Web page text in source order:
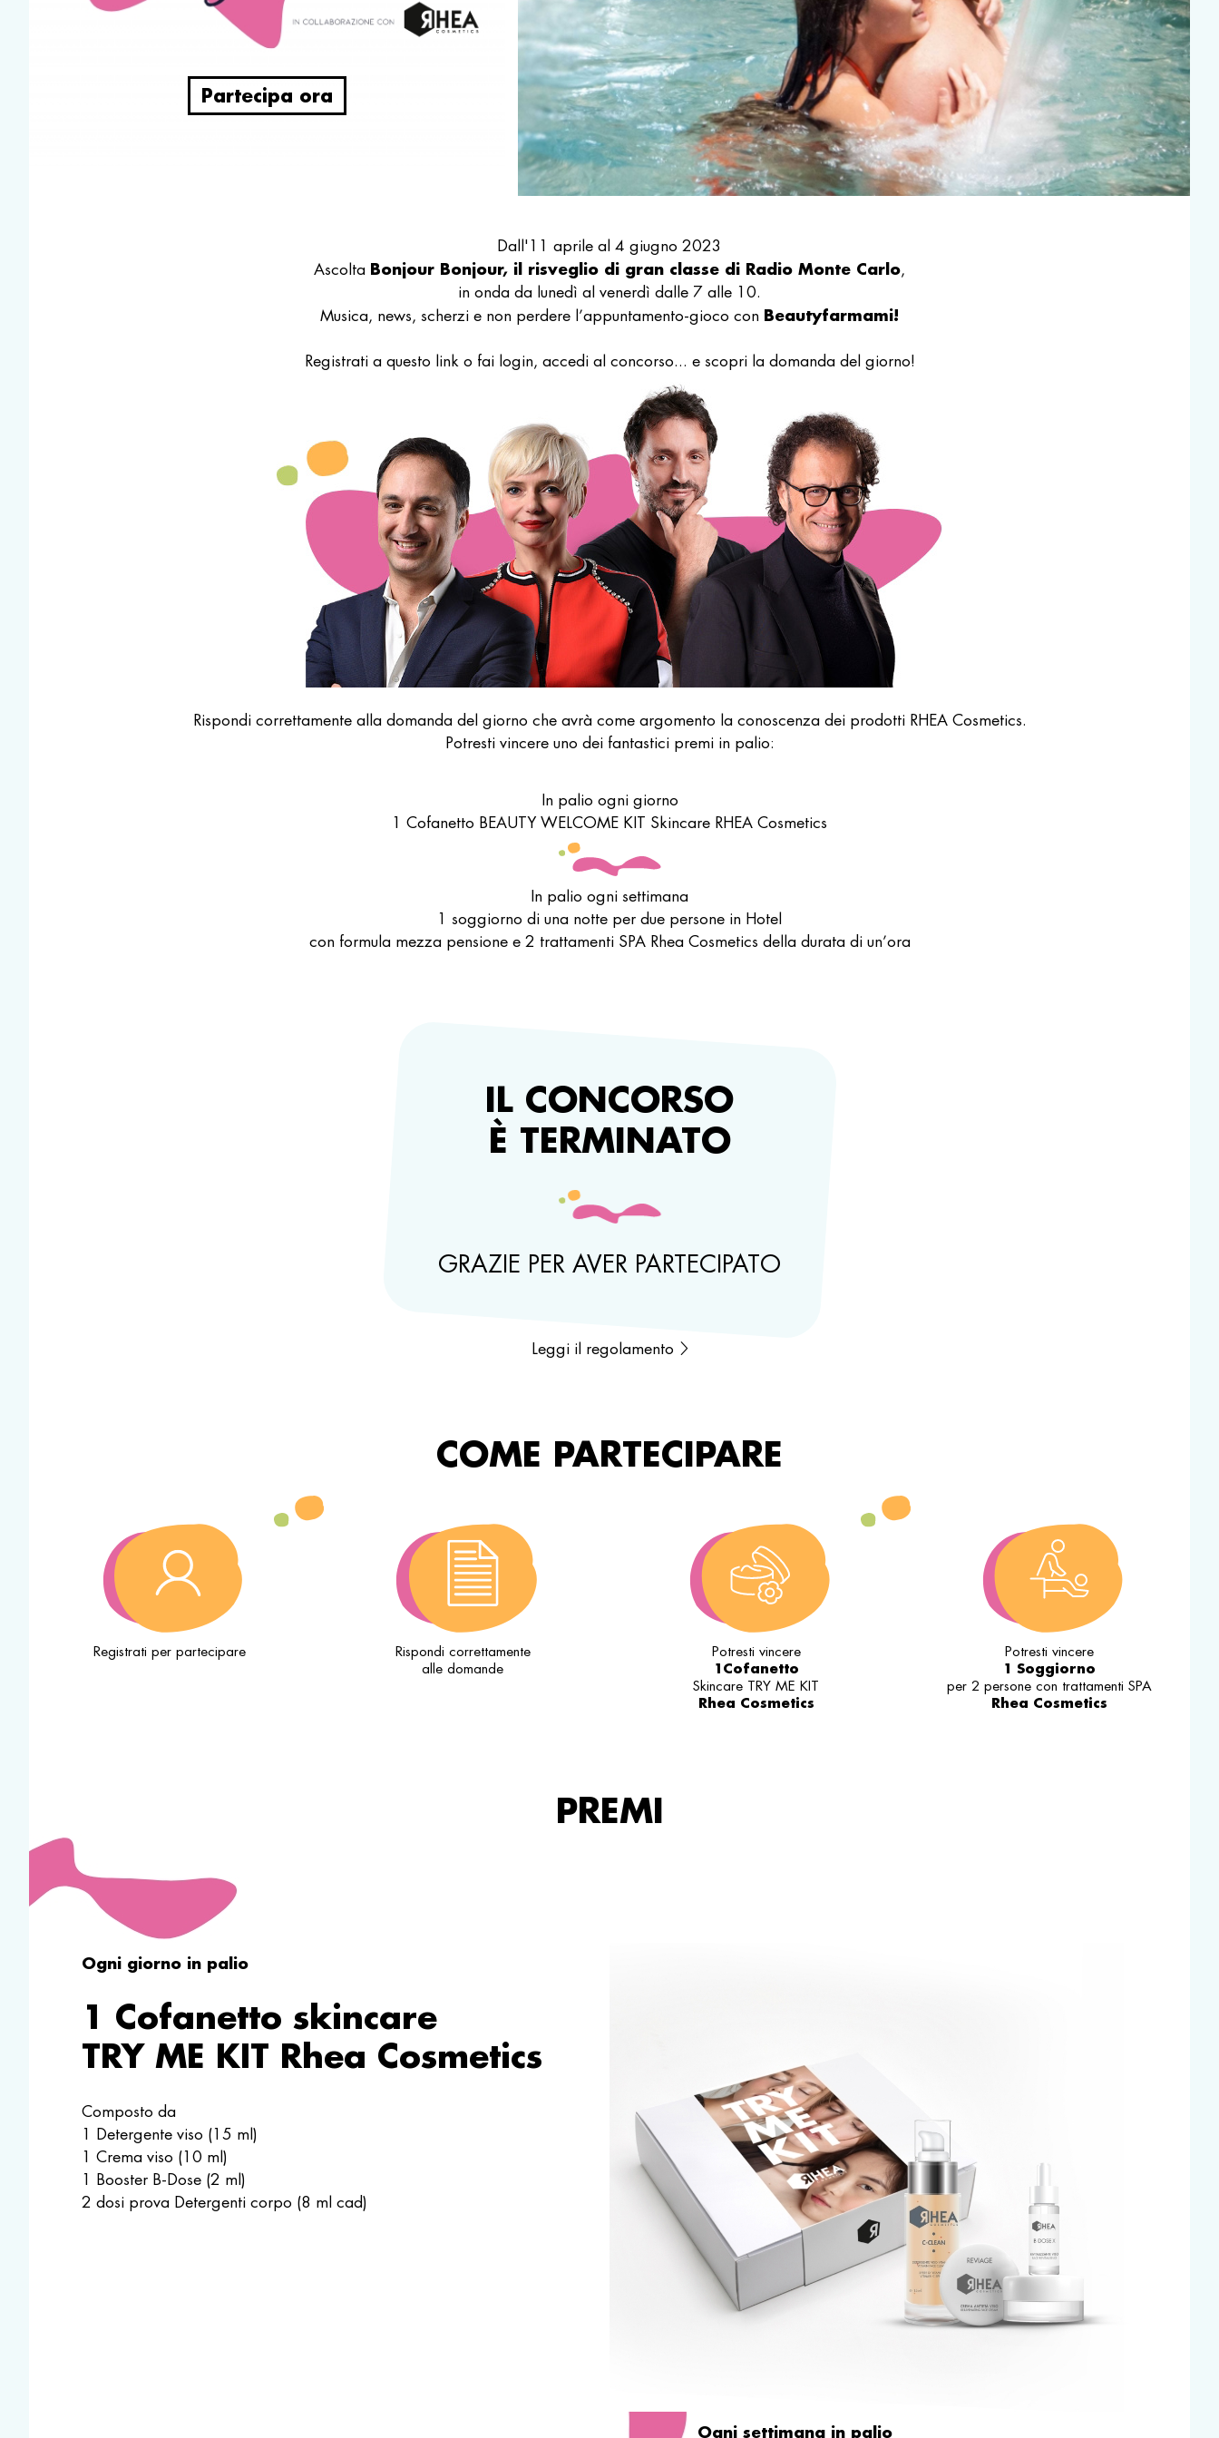
Partecipa ora
Dall'11 aprile al 4 giugno 2023
Ascolta Bonjour Bonjour, il risveglio di gran classe di Radio Monte Carlo,
in onda da lunedì al venerdì dalle 7 alle 10.
Musica, news, scherzi e non perdere l’appuntamento-gioco con Beautyfarmami!
Registrati a questo linko fai login, accedi al concorso... e scopri la domanda del giorno!
Rispondi correttamente alla domanda del giorno che avrà come argomento la conoscenza dei prodotti RHEA Cosmetics.
Potresti vincere uno dei fantastici premi in palio:
In palio ogni giorno
1 Cofanetto BEAUTY WELCOME KIT Skincare RHEA Cosmetics
In palio ogni settimana
1 soggiorno di una notte per due persone in Hotel
con formula mezza pensione e 2 trattamenti SPA Rhea Cosmetics della durata di un’ora
IL CONCORSO
È TERMINATO
GRAZIE PER AVER PARTECIPATO
Leggi il regolamento
COME PARTECIPARE
Registrati per partecipare
Rispondi correttamente
alle domande
Potresti vincere
1Cofanetto
Skincare TRY ME KIT
Rhea Cosmetics
Potresti vincere
1 Soggiorno
per 2 persone con trattamenti SPA
Rhea Cosmetics
PREMI
Ogni giorno in palio
1 Cofanetto skincare
TRY ME KIT Rhea Cosmetics
Composto da
1 Detergente viso (15 ml)
1 Crema viso (10 ml)
1 Booster B-Dose (2 ml)
2 dosi prova Detergenti corpo (8 ml cad)
Ogni settimana in palio